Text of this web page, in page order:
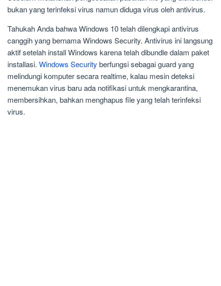
bukan yang terinfeksi virus namun diduga virus oleh antivirus.
Tahukah Anda bahwa Windows 10 telah dilengkapi antivirus
canggih yang bernama Windows Security. Antivirus ini langsung
aktif setelah install Windows karena telah dibundle dalam paket
installasi. Windows Security berfungsi sebagai guard yang
melindungi komputer secara realtime, kalau mesin deteksi
menemukan virus baru ada notifikasi untuk mengkarantina,
membersihkan, bahkan menghapus file yang telah terinfeksi
virus.